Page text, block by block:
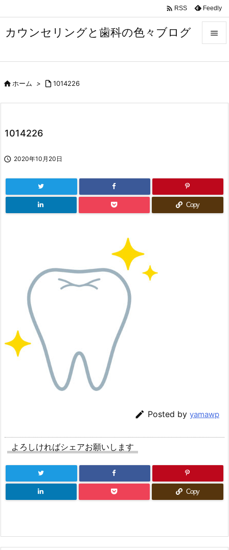
カウンセリングと歯科の色々ブログ 

 RSS Feedly
ホーム >  1014226
1014226
 2020年10月20日
Copy
 Posted by yamawp
よろしければシェアお願いします
Copy